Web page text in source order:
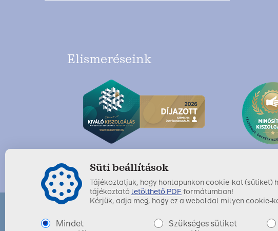
Elismeréseink
SIGNAL IDUNA Biztosító Zrt.
Süti beállítások
Tájékoztatjuk, hogy honlapunkon cookie-kat
tájékoztató letölthető PDF formátumban!
Kérjük, adja meg, hogy ez a weboldal milyen cookie-
Mindet
Szükséges sütiket